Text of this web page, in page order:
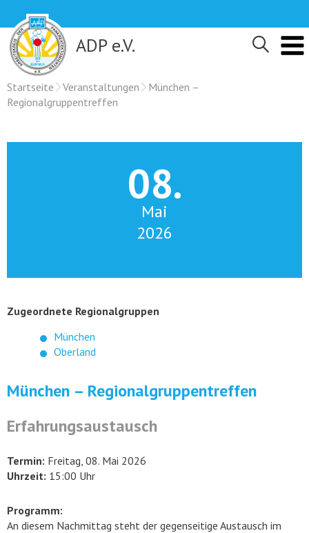
content
ADP e.V.
Startseite Veranstaltungen
München –
Regionalgruppentreffen
08.
Mai
2026
Zugeordnete Regionalgruppen
München
Oberland
München – Regionalgruppentreffen
Erfahrungsaustausch
Termin: Freitag, 08. Mai 2026
Uhrzeit: 15:00 Uhr
Programm:
An diesem Nachmittag steht der gegenseitige Austausch im